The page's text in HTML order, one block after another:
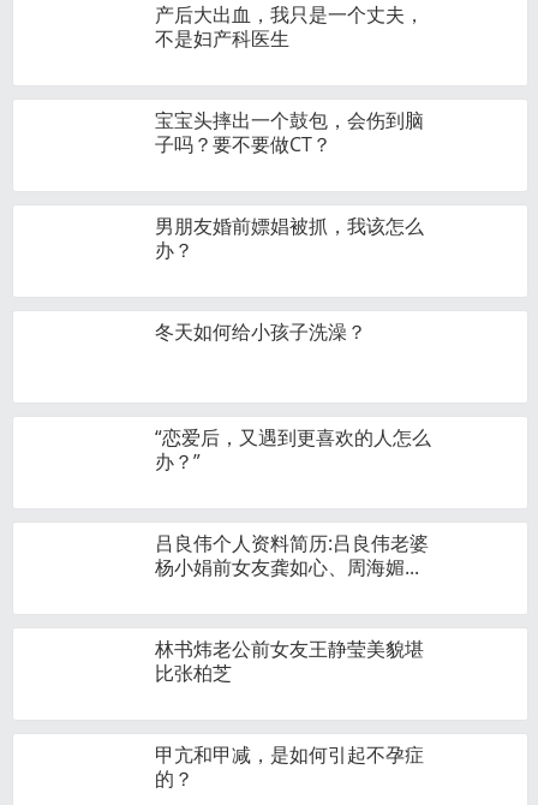
产后大出血，我只是一个丈夫，
不是妇产科医生
宝宝头摔出一个鼓包，会伤到脑
子吗？要不要做CT？
男朋友婚前嫖娼被抓，我该怎么
办？
冬天如何给小孩子洗澡？
“恋爱后，又遇到更喜欢的人怎么
办？”
吕良伟个人资料简历:吕良伟老婆
杨小娟前女友龚如心、周海媚...
林书炜老公前女友王静莹美貌堪
比张柏芝
甲亢和甲减，是如何引起不孕症
的？